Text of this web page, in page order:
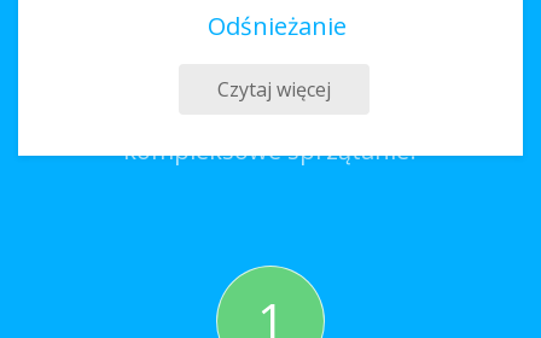
Odśnieżanie
Czytaj więcej
kompleksowe sprzątanie?
1